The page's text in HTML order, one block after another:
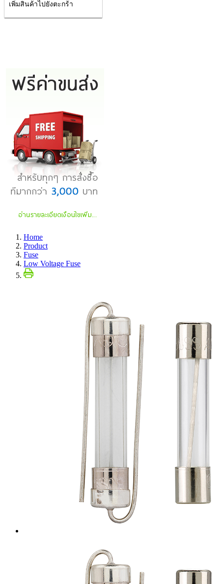
เพิ่มสินค้าไปยังตะกร้า
Home
Product
Fuse
Low Voltage Fuse